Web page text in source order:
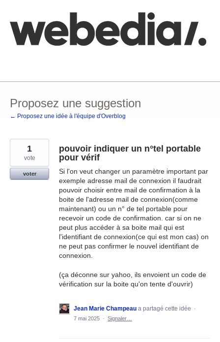
contenu
Proposez une suggestion
← Proposez une idée à l'équipe d'Overblog
pouvoir indiquer un n°tel portable
pour vérif
Si l'on veut changer un paramètre important par
exemple adresse mail de connexion il faudrait
pouvoir choisir entre mail de confirmation à la
boite de l'adresse mail de connexion(comme
maintenant) ou un n° de tel portable pour
recevoir un code de confirmation. car si on ne
peut plus accéder à sa boite mail qui est
l'identifiant de connexion(ce qui est mon cas) on
ne peut pas confirmer le nouvel identifiant de
connexion.
(ça déconne sur yahoo, ils envoient un code de
vérification sur la boite qu'on tente d'ouvrir)
1
vote
voter
Jean Marie Champeau a partagé cette idée
·
7 mai 2025 · Signaler…